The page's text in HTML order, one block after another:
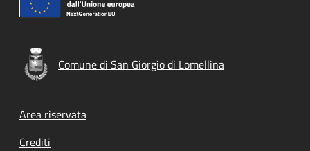
Comune di San Giorgio di Lomellina
Footer menu
Area riservata
Crediti